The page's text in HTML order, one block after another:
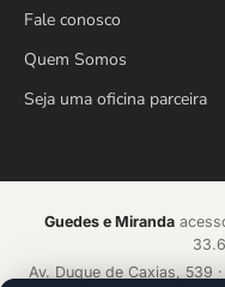
Fale conosco
Quem Somos
Seja uma oficina parceira
Guedes e Miranda
Av. Duque de Caxias, 539